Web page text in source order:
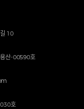
10
산-00590호
호